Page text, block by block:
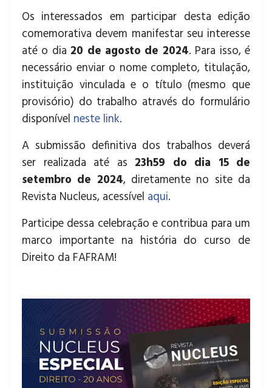
Os interessados em participar desta edição
comemorativa devem manifestar seu interesse
até o dia 20 de agosto de 2024. Para isso, é
necessário enviar o nome completo, titulação,
instituição vinculada e o título (mesmo que
provisório) do trabalho através do formulário
disponível neste link.
A submissão definitiva dos trabalhos deverá
ser realizada até as 23h59 do dia 15 de
setembro de 2024, diretamente no site da
Revista Nucleus, acessível aqui.
Participe dessa celebração e contribua para um
marco importante na história do curso de
Direito da FAFRAM!